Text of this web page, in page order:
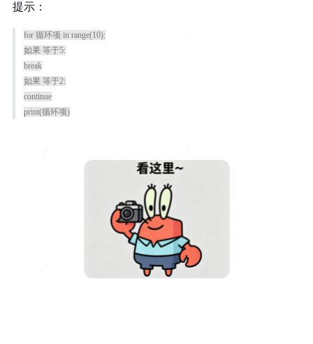
提示：
for 循环项 in range(10):
如果 等于5:
break
如果 等于2:
continue
print(循环项)